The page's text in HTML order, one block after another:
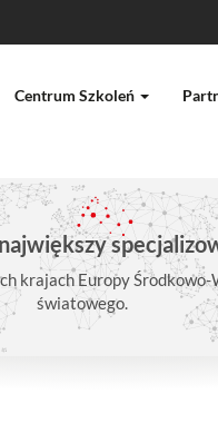
Centrum Szkoleń
krajach Europy
światowego.